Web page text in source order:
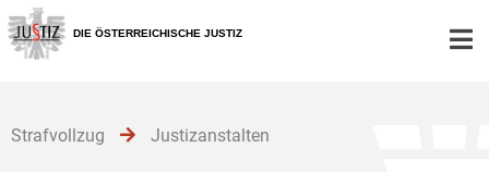
Zur
Hauptnavigation
[1]
Zum
Inhalt
[2]
Zum
Untermenü
[3]
DIE ÖSTERREICHISCHE JUSTIZ
Strafvollzug Justizanstalten